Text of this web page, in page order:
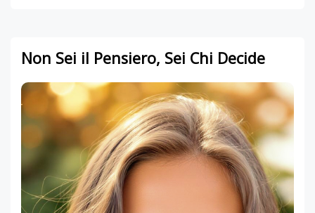
Non Sei il Pensiero, Sei Chi Decide